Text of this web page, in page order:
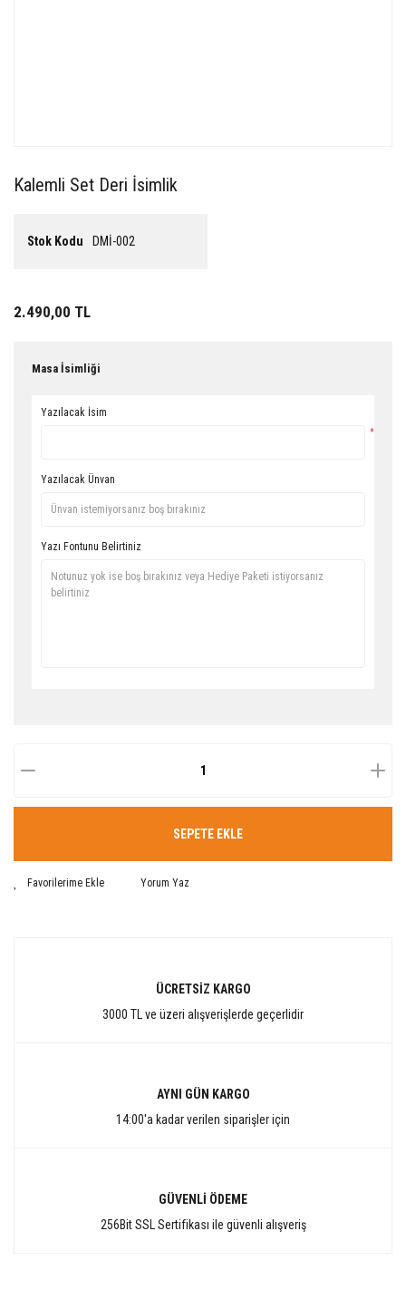
Kalemli Set Deri İsimlik
Stok Kodu DMİ-002
2.490,00 TL
Masa İsimliği
Yazılacak İsim
*
Yazılacak Ünvan
Yazı Fontunu Belirtiniz
SEPETE EKLE
Yorum Yaz
ÜCRETSİZ KARGO
3000 TL ve üzeri alışverişlerde geçerlidir
AYNI GÜN KARGO
14:00'a kadar verilen siparişler için
GÜVENLİ ÖDEME
256Bit SSL Sertifikası ile güvenli alışveriş